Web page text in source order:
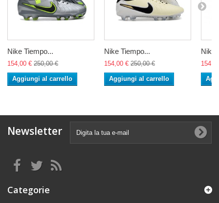
Nike Tiempo...
154,00 € 250,00 €
Aggiungi al carrello
Nike Tiempo...
154,00 € 250,00 €
Aggiungi al carrello
Nike
Newsletter
Categorie